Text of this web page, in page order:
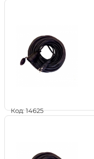
Код: 14625